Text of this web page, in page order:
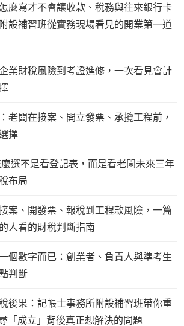
麼寫才不會讓收款、稅務與往來銀行卡
設補習班從實務現場看見的開業第一道
業財稅風險到考證進修，一次看見會計
老闆在接案、開立發票、承攬工程前，
擇
選不是看登記表，而是看老闆未來三年
布局
案、開發票、報稅到工程款風險，一篇
人看的財稅判斷指南
個數字而已：創業者、負責人與準考生
判斷
後果：記帳士事務所附設補習班帶你重
「成立」背後真正想解決的問題